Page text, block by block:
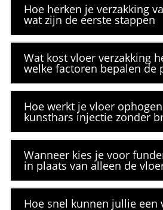
Hoe herken je verzakking
wat zijn de eerste stappen
Wat kost vloer verzakking
welke factoren bepalen de
Hoe werkt je vloer
kunsthars injectie zonder
Wanneer kies je voor
in plaats van alleen de
Hoe snel kunnen jullie een